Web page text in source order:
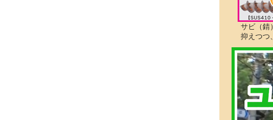
サビ（錆
抑えつつ